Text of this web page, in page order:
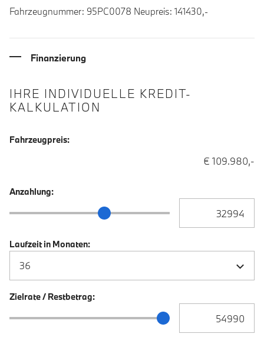
Fahrzeugnummer: 95PC0078 Neupreis: 141430,-
Finanzierung
IHRE INDIVIDUELLE KREDIT-
KALKULATION
Fahrzeugpreis:
€ 109.980,-
Anzahlung:
Anzahlung Schieberegler
Laufzeit in Monaten:
Zielrate / Restbetrag:
Zielrate / Restbetrag Schieberegler